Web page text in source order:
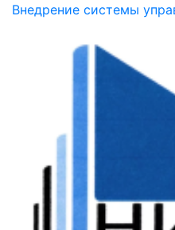
Внедрение системы